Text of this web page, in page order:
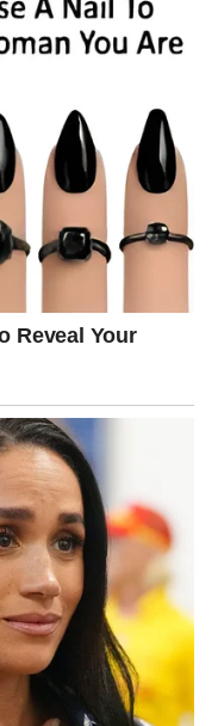
za dodatnu zaradu